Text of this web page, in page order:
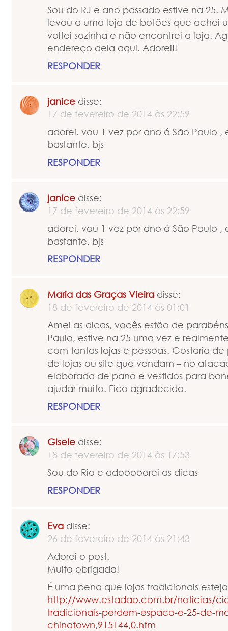
Sou do RJ e ano passado estive na 25.
levou a uma loja de botões que achei
voltei sozinha e não encontrei a loja.
endereço dela aqui. Adorei!!
RESPONDER
janice disse:
17 de fevereiro de 2014 às 22:59
adorei. vou 1 vez por ano á São Paulo ,
bastante. bjs
RESPONDER
janice disse:
17 de fevereiro de 2014 às 22:59
adorei. vou 1 vez por ano á São Paulo ,
bastante. bjs
RESPONDER
Maria das Graças Vieira disse:
18 de fevereiro de 2014 às 01:01
Amei as dicas, vocês estão de
Paulo, estive na 25 uma vez e
com tantas lojas e pessoas. Gostaria
de lojas ou site que vendam – no
elaborada de pano e vestidos para
ajudar muito. Fico agradecida.
RESPONDER
Gisele disse:
18 de fevereiro de 2014 às 17:53
Sou do Rio e adooooorei as dicas
RESPONDER
Eva disse:
26 de fevereiro de 2014 às 21:43
Adorei o post.
Muito obrigada!
É uma pena que lojas tradicionais
http://www.estadao.com.br/noticias/
tradicionais-perdem-espaco-e-25-de-
chinatown,915144,0.htm